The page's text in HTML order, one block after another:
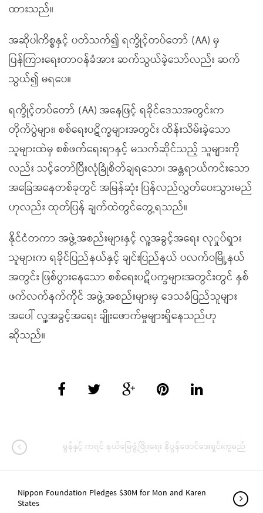
ထားသည်။
အဆိုပါကိစ္စနှင့် ပတ်သက်၍ ရက္ခိုင့်တပ်တော် (AA) မှ
ပြန်ကြားရေးတာဝန်ခံအား ဆက်သွယ်ခဲ့သော်လည်း ဆက်
သွယ်၍ မရပေ။
ရက္ခိုင့်တပ်တော် (AA) အနေဖြင့် ရခိုင်ဒေသအတွင်းက
တိုက်ပွဲများ၊ စစ်ရေးပဋိက္ခများအတွင်း ထိန်းသိမ်းခဲ့သော
သူများထဲမှ စစ်ဖက်ရေးရာနှင့် မသက်ဆိုင်သည့် သူများကို
လည်း သင့်တော်ပြီးလုံခြုံစိတ်ချရသော၊ အန္တရာယ်ကင်းသော
အခြေအနေတစ်ခုတွင် အမြန်ဆုံး ပြန်လည်လွှတ်ပေးသွားမည်
ဟုလည်း ထုတ်ပြန် ချက်ထဲတွင်တွေ့ရသည်။
နိုင်ငံတကာ အဖွဲ့အစည်းများနှင့် လူ့အခွင့်အရေး လုှုပ်ရှား
သူများက ရခိုင်ပြည်နယ်နှင့် ချင်းပြည်နယ် ပလက်ဝမြို့နယ်
အတွင်း ဖြစ်ပွားနေသော စစ်ရေးပဋိပက္ခများအတွင်းတွင် နှစ်
ဖက်လက်နက်ကိုင် အဖွဲ့အစည်းများမှ ဒေသခံပြည်သူများ
အပေါ် လူ့အခွင့်အရေး ချိုးဖောက်မှုများရှိနေသည်ဟု
ဆိုသည်။
မွန်နှင့် ကရင် နယ်မြေဖွံ့ဖြိုးရေး နိပွန်ဖောင်ဒေးရှင်းကူမည်
Nippon Foundation Pledges $30M for Mon and Karen
States